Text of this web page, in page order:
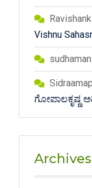
Vishnu
ಗೋಪಾಲಕೃಷ್ಣ
Archives